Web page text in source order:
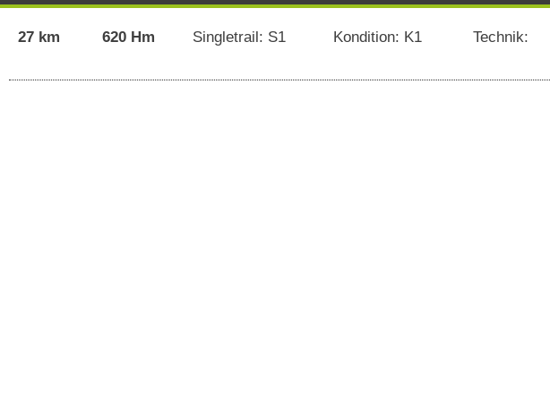
27 km 620 Hm Singletrail: S1 Kondition: K1 Technik: